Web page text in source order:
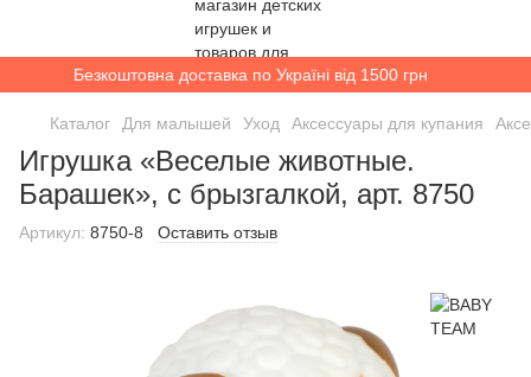
Безкоштовна доставка по Україні від 1500 грн
Каталог Для малышей Уход Аксессуары для купания
Игрушка «Веселые животные.
Барашек», с брызгалкой, арт. 8750
Артикул: 8750-8 Оставить отзыв